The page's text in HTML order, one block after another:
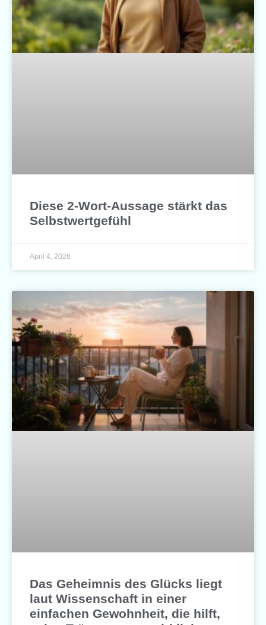
Diese 2-Wort-Aussage stärkt das
Selbstwertgefühl
April 4, 2026
Das Geheimnis des Glücks liegt
laut Wissenschaft in einer
einfachen Gewohnheit, die hilft,